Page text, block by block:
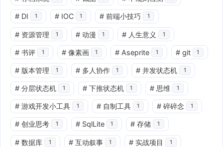
# DI 1 # IOC 1 # 前端小技巧 1
# 资源管理 1 # 动漫 1 # 人生意义 1
# 书评 1 # 像素画 1 # Aseprite 1 # git 1
# 版本管理 1 # 多人协作 1 # 并发状态机 1
# 分层状态机 1 # 下推状态机 1 # 思维 1
# 游戏开发小工具 1 # 自制工具 1 # 碎碎念 1
# 创业思考 1 # SqlLite 1 # 存储 1
# 数据库 1 # 互动叙事 1 # 实战项目 1